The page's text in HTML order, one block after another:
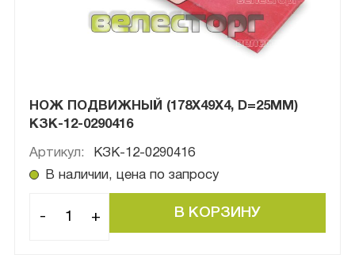
НОЖ ПОДВИЖНЫЙ (178X49X4, D=25ММ)
КЗК-12-0290416
Артикул:
КЗК-12-0290416
В наличии, цена по запросу
- +